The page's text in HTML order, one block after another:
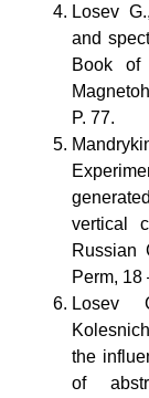
Losev
and
Book of
P. 77.
vertical
Russian
Perm, 18
Losev
the
of